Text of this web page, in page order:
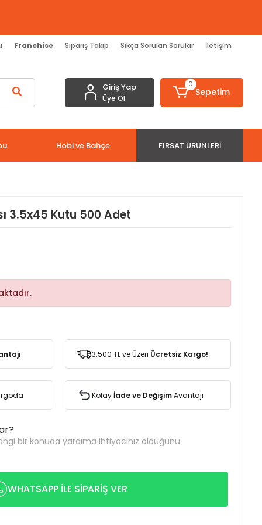
Franchise Sipariş Takip Sıkça Sorulan Sorular İletişim
Giriş Yap
Üye Ol
0
Sepetim
Hobi ve Bahçe FIRSAT ÜRÜNLERI
3.5x45 Kutu 500 Adet
3.500 TL ve Üzeri Ücretsiz Kargo!
Kolayİade ve DeğişimAvantajı
bir konuda yardıma ihtiyacınız olduğunu
WHATSAPP İLE SİPARİŞ VER